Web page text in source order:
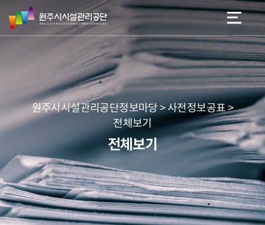
네
본문 바로가기
메뉴 바로가기
원
주
시
리
공
단
원주시시설관리공단정보마당 > 사전정보공표 >
전체보기
전체보기